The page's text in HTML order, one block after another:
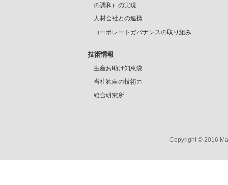
の調和）の実現
人材会社との連携
コーポレートガバナンスの取り組み
技術情報
生産お助け知恵袋
当社独自の技術力
総合研究所
Copyright © 2016